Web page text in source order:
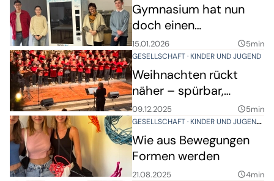
Gymnasium hat nun
doch einen
Snackautomaten -
Verwunderung über
Wahl des Anbieters
15.01.2026 query_builder5min
GESELLSCHAFT KINDER UND JUGEND
Weihnachten rückt
näher – spürbar,
hörbar, fast greifbar
09.12.2025 query_builder5min
GESELLSCHAFT KINDER UND JUGEND
Wie aus Bewegungen
Formen werden
21.08.2025 query_builder4min